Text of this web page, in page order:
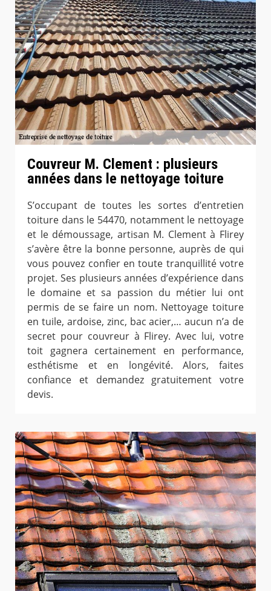
Couvreur M. Clement : plusieurs
années dans le nettoyage toiture
S’occupant de toutes les sortes d’entretien
toiture dans le 54470, notamment le nettoyage
et le démoussage, artisan M. Clement à Flirey
s’avère être la bonne personne, auprès de qui
vous pouvez confier en toute tranquillité votre
projet. Ses plusieurs années d’expérience dans
le domaine et sa passion du métier lui ont
permis de se faire un nom. Nettoyage toiture
en tuile, ardoise, zinc, bac acier,… aucun n’a de
secret pour couvreur à Flirey. Avec lui, votre
toit gagnera certainement en performance,
esthétisme et en longévité. Alors, faites
confiance et demandez gratuitement votre
devis.